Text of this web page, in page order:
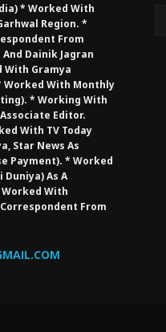
* Worked With
Region. *
From
Dainik Jagran
With Gramya
Worked With Monthly
* Working With
Associate Editor.
With TV Today
Star News As
Payment). * Worked
As A
With
From